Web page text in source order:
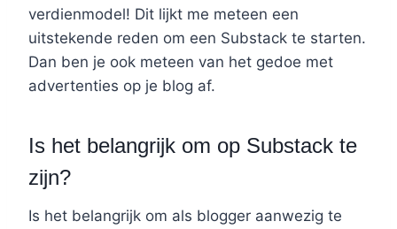
verdienmodel! Dit lijkt me meteen een
uitstekende reden om een Substack te starten.
Dan ben je ook meteen van het gedoe met
advertenties op je blog af.
Is het belangrijk om op Substack te
zijn?
Is het belangrijk om als blogger aanwezig te